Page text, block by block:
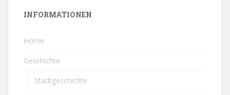
INFORMATIONEN
Home
Geschichte
Stadtgeschichte